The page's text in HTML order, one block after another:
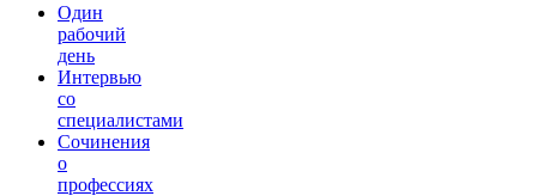
Один
рабочий
день
Интервью
со
специалистами
Сочинения
о
профессиях